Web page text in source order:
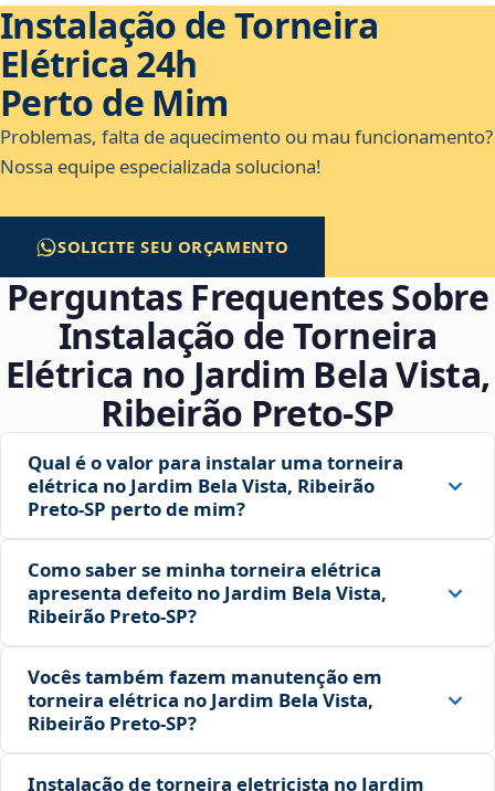
Instalação de Torneira
Elétrica 24h
Perto de Mim
Problemas, falta de aquecimento ou mau funcionamento?
Nossa equipe especializada soluciona!
SOLICITE SEU ORÇAMENTO
Perguntas Frequentes Sobre
Instalação de Torneira
Elétrica no Jardim Bela Vista,
Ribeirão Preto‑SP
Qual é o valor para instalar uma torneira
elétrica no Jardim Bela Vista, Ribeirão
Preto‑SP perto de mim?
Como saber se minha torneira elétrica
apresenta defeito no Jardim Bela Vista,
Ribeirão Preto‑SP?
Vocês também fazem manutenção em
torneira elétrica no Jardim Bela Vista,
Ribeirão Preto‑SP?
Instalação de torneira eletricista no Jardim